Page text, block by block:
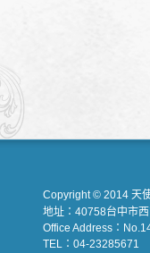
Copyright © 2014 天
地址：40758台中市
Office Address：
TEL：04-23285671